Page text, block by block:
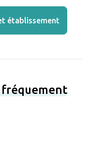
établissement
fréquement